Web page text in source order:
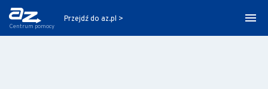
Centrum pomocy
Przejdź do az.pl >